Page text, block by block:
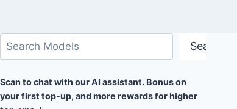
Buscar Search
Scan to chat with our AI assistant. Bonus on
your first top-up, and more rewards for higher